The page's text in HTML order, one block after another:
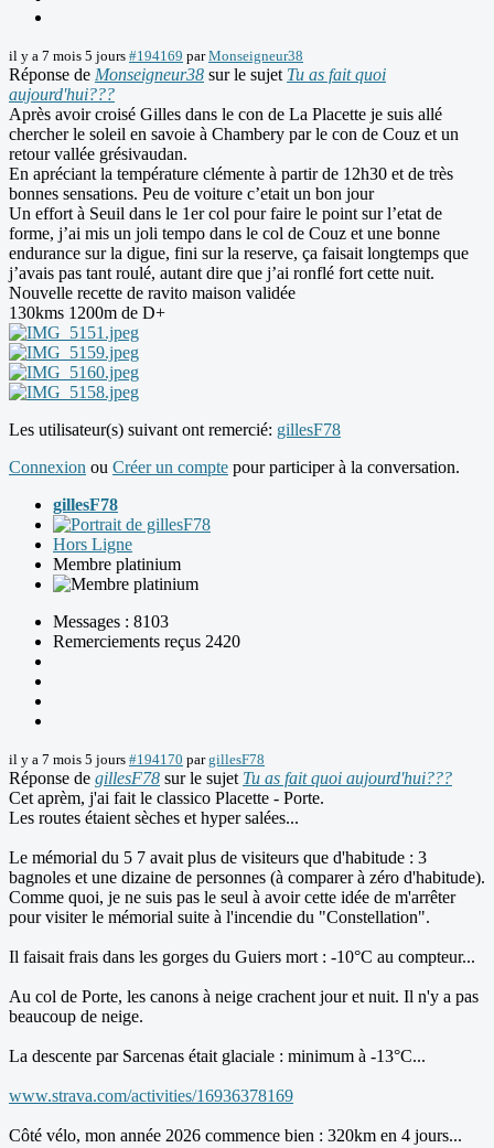
il y a 7 mois 5 jours #194169 parMonseigneur38
Réponse de Monseigneur38 sur le sujet Tu as fait quoi
aujourd'hui???
Après avoir croisé Gilles dans le con de La Placette je suis allé
chercher le soleil en savoie à Chambery par le con de Couz et un
retour vallée grésivaudan.
En apréciant la température clémente à partir de 12h30 et de très
bonnes sensations. Peu de voiture c’etait un bon jour
Un effort à Seuil dans le 1er col pour faire le point sur l’etat de
forme, j’ai mis un joli tempo dans le col de Couz et une bonne
endurance sur la digue, fini sur la reserve, ça faisait longtemps que
j’avais pas tant roulé, autant dire que j’ai ronflé fort cette nuit.
Nouvelle recette de ravito maison validée
130kms 1200m de D+
Les utilisateur(s) suivant ont remercié: gillesF78
Connexion ou Créer un compte pour participer à la conversation.
gillesF78
Hors Ligne
Membre platinium
Messages : 8103
Remerciements reçus 2420
il y a 7 mois 5 jours #194170 pargillesF78
Réponse de gillesF78 sur le sujet Tu as fait quoi aujourd'hui???
Cet aprèm, j'ai fait le classico Placette - Porte.
Les routes étaient sèches et hyper salées...
Le mémorial du 5 7 avait plus de visiteurs que d'habitude : 3
bagnoles et une dizaine de personnes (à comparer à zéro d'habitude).
Comme quoi, je ne suis pas le seul à avoir cette idée de m'arrêter
pour visiter le mémorial suite à l'incendie du "Constellation".
Il faisait frais dans les gorges du Guiers mort : -10°C au compteur...
Au col de Porte, les canons à neige crachent jour et nuit. Il n'y a pas
beaucoup de neige.
La descente par Sarcenas était glaciale : minimum à -13°C...
www.strava.com/activities/16936378169
Côté vélo, mon année 2026 commence bien : 320km en 4 jours...